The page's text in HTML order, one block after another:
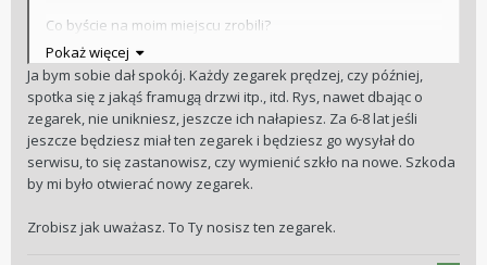
Co byście na moim miejscu zrobili?
Pokaż więcej
Ja bym sobie dał spokój. Każdy zegarek prędzej, czy później,
spotka się z jakąś framugą drzwi itp., itd. Rys, nawet dbając o
zegarek, nie unikniesz, jeszcze ich nałapiesz. Za 6-8 lat jeśli
jeszcze będziesz miał ten zegarek i będziesz go wysyłał do
serwisu, to się zastanowisz, czy wymienić szkło na nowe. Szkoda
by mi było otwierać nowy zegarek.
Zrobisz jak uważasz. To Ty nosisz ten zegarek.